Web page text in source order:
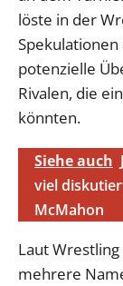
löste in der
potenzielle
Rivalen, die
könnten.
Siehe auch
viel
McMahon
Laut
mehrere